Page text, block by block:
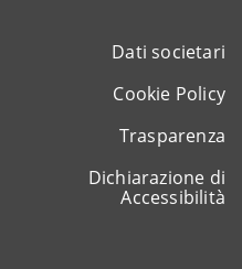
Dati societari
Cookie Policy
Trasparenza
Dichiarazione di
Accessibilità